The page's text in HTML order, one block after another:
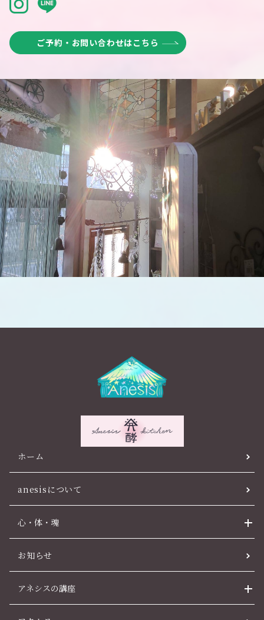
ご予約・お問い合わせはこちら
ホーム
anesisについて
心・体・魂
お知らせ
アネシスの講座